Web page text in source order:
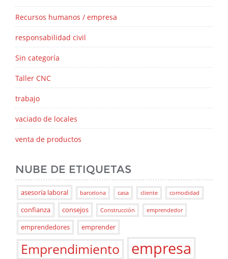
Recursos humanos / empresa
responsabilidad civil
Sin categoría
Taller CNC
trabajo
vaciado de locales
venta de productos
NUBE DE ETIQUETAS
asesoría laboral barcelona casa cliente comodidad
confianza consejos Construcción emprendedor
emprendedores emprender
Emprendimiento empresa